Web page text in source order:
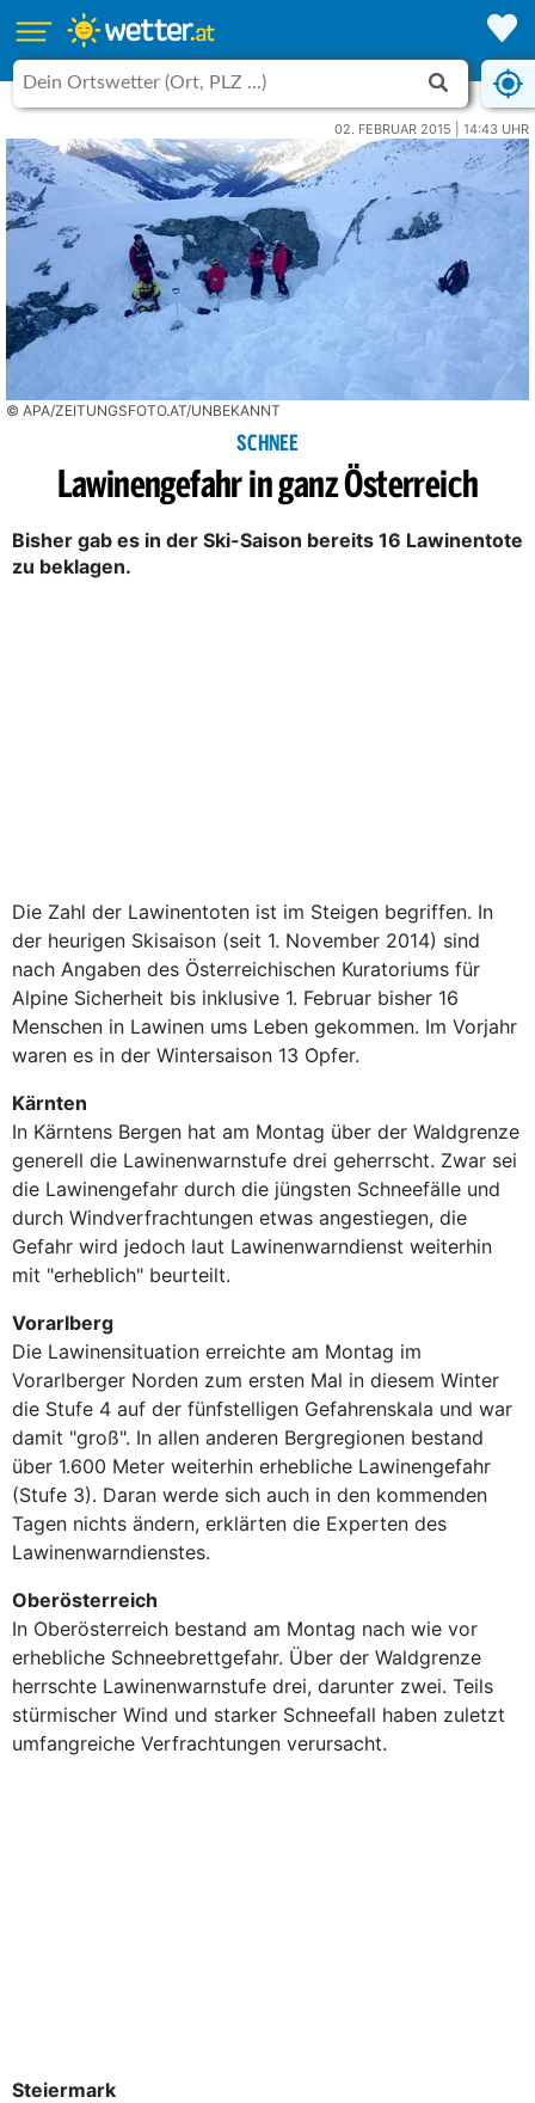
02. FEBRUAR 2015 | 14:43 UHR
© APA/ZEITUNGSFOTO.AT/UNBEKANNT
SCHNEE
Lawinengefahr in ganz Österreich
Bisher gab es in der Ski-Saison bereits 16 Lawinentote
zu beklagen.
Die Zahl der Lawinentoten ist im Steigen begriffen. In
der heurigen Skisaison (seit 1. November 2014) sind
nach Angaben des Österreichischen Kuratoriums für
Alpine Sicherheit bis inklusive 1. Februar bisher 16
Menschen in Lawinen ums Leben gekommen. Im Vorjahr
waren es in der Wintersaison 13 Opfer.
Kärnten
In Kärntens Bergen hat am Montag über der Waldgrenze
generell die Lawinenwarnstufe drei geherrscht. Zwar sei
die Lawinengefahr durch die jüngsten Schneefälle und
durch Windverfrachtungen etwas angestiegen, die
Gefahr wird jedoch laut Lawinenwarndienst weiterhin
mit "erheblich" beurteilt.
Vorarlberg
Die Lawinensituation erreichte am Montag im
Vorarlberger Norden zum ersten Mal in diesem Winter
die Stufe 4 auf der fünfstelligen Gefahrenskala und war
damit "groß". In allen anderen Bergregionen bestand
über 1.600 Meter weiterhin erhebliche Lawinengefahr
(Stufe 3). Daran werde sich auch in den kommenden
Tagen nichts ändern, erklärten die Experten des
Lawinenwarndienstes.
Oberösterreich
In Oberösterreich bestand am Montag nach wie vor
erhebliche Schneebrettgefahr. Über der Waldgrenze
herrschte Lawinenwarnstufe drei, darunter zwei. Teils
stürmischer Wind und starker Schneefall haben zuletzt
umfangreiche Verfrachtungen verursacht.
Steiermark